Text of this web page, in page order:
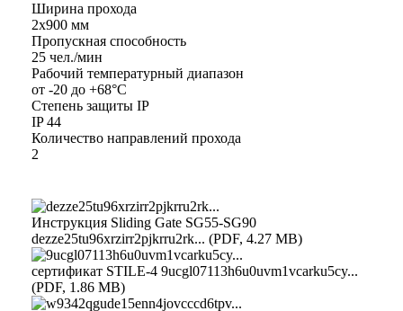
Ширина прохода
2х900 мм
Пропускная способность
25 чел./мин
Рабочий температурный диапазон
от -20 до +68°C
Степень защиты IP
IP 44
Количество направлений прохода
2
Инструкция Sliding Gate SG55-SG90
dezze25tu96xrzirr2pjkrru2rk... (PDF, 4.27 MB)
сертификат STILE-4 9ucgl07113h6u0uvm1vcarku5cy...
(PDF, 1.86 MB)